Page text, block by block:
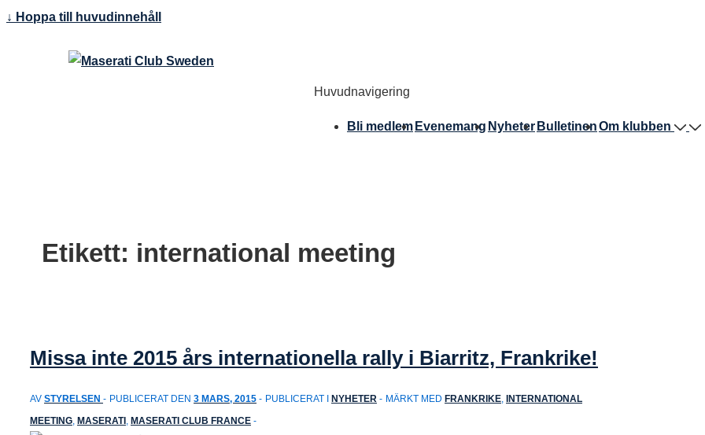
↓ Hoppa till huvudinnehåll
Huvudnavigering
Bli medlem Evenemang Nyheter BulletinenOm klubben
Etikett: international meeting
Missa inte 2015 års internationella rally i Biarritz, Frankrike!
AV STYRELSEN PUBLICERAT DEN 3 MARS, 2015 PUBLICERAT I NYHETER MÄRKT MED FRANKRIKE, INTERNATIONAL
MEETING, MASERATI , MASERATI CLUB FRANCE